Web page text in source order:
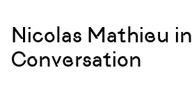
Nicolas Mathieu in
Conversation